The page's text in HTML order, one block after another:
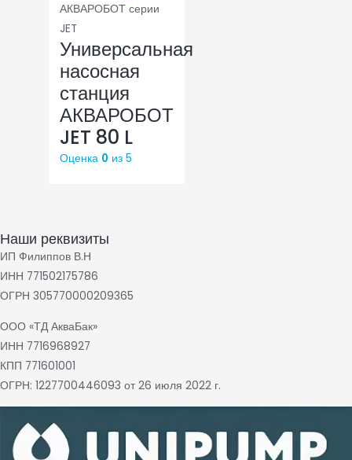
АКВАРОБОТ серии
JET
Универсальная
насосная
станция
АКВАРОБОТ
JET 80 L
Оценка 0 из 5
Наши реквизиты
ИП Филиппов В.Н
ИНН 771502175786
ОГРН 305770000209365
ООО «ТД АкваБак»
ИНН 7716968927
КПП 771601001
ОГРН: 1227700446093 от 26 июля 2022 г.